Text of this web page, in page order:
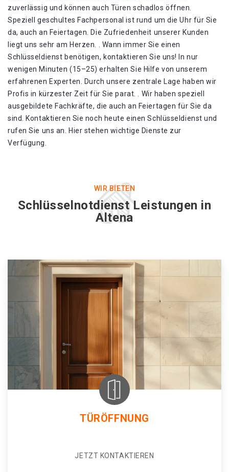
zuverlässig und können auch Türen schadlos öffnen.
Speziell geschultes Fachpersonal ist rund um die Uhr für Sie
da, auch an Feiertagen. Die Zufriedenheit unserer Kunden
liegt uns sehr am Herzen. . Wann immer Sie einen
Schlüsseldienst benötigen, kontaktieren Sie uns! In nur
wenigen Minuten (15–25) erhalten Sie Hilfe von unserem
erfahrenen Experten. Durch unsere zentrale Lage haben wir
Profis in kürzester Zeit für Sie parat. . Wir haben speziell
ausgebildete Fachkräfte, die auch an Feiertagen für Sie da
sind. Kontaktieren Sie noch heute einen Schlüsseldienst und
rufen Sie uns an. Hier stehen wichtige Dienste zur
Verfügung.
WIR BIETEN
Schlüsselnotdienst Leistungen in
Altena
TÜRÖFFNUNG
JETZT KONTAKTIEREN